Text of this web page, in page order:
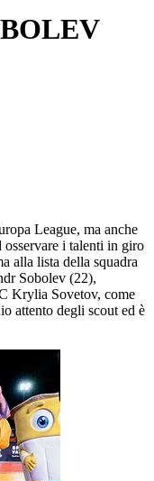
League, ma anche
i talenti in giro
alla lista della squadra
Sobolev (22),
Krylia Sovetov, come
attento degli scout ed è